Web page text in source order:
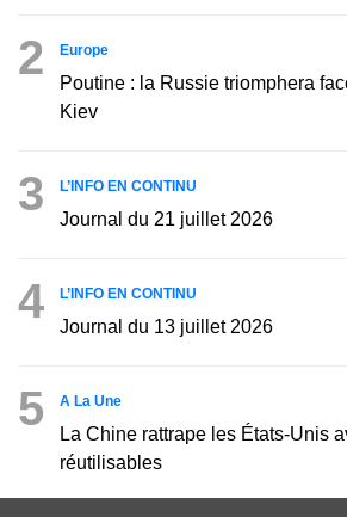
2 Europe
Poutine : la Russie triomphera
Kiev
3 L’INFO EN CONTINU
Journal du 21 juillet 2026
4 L’INFO EN CONTINU
Journal du 13 juillet 2026
5 A La Une
La Chine rattrape les États-Unis
réutilisables